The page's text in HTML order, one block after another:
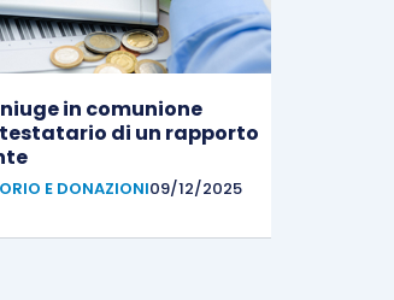
in comunione
di un rapporto
E DONAZIONI09/12/2025